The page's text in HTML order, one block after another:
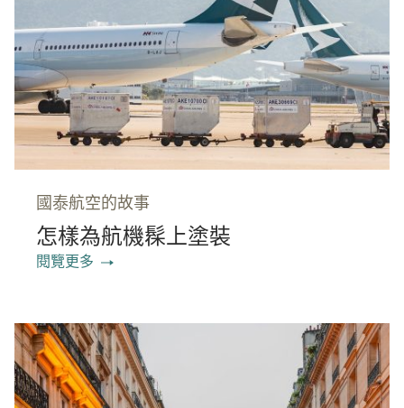
國泰航空的故事
怎樣為航機髹上塗裝
閱覽更多